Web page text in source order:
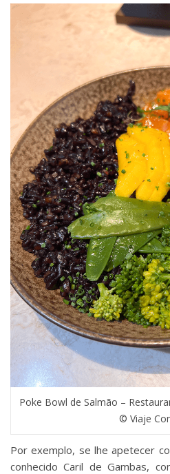
Poke Bowl de Salmão –
© Viaje
Por exemplo, se lhe apetecer
conhecido Caril de Gambas,